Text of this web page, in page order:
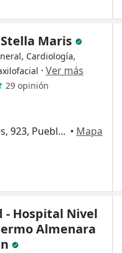
Maris
Cardiología,
· Ver más
29 opinión
Avenida Paso De Los Andes, 923, Pueblo Libre • Mapa
- Hospital Nivel
Almenara